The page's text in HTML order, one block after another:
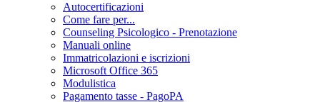
Autocertificazioni
Come fare per...
Counseling Psicologico - Prenotazione
Manuali online
Immatricolazioni e iscrizioni
Microsoft Office 365
Modulistica
Pagamento tasse - PagoPA